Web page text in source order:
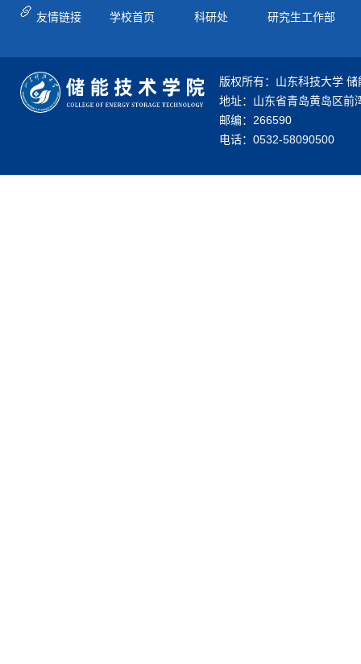
友情链接 学校首页 科研处 研究生工作部
版权所有：山东科技大学
地址：山东省青岛黄岛区前
邮编：266590
电话：0532-58090500